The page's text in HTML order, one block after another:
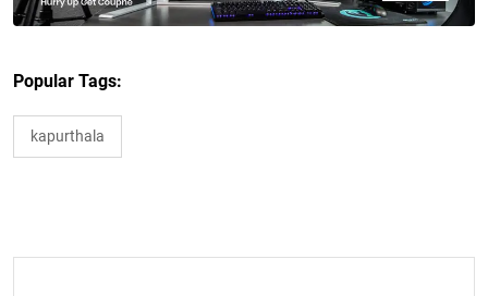
Popular Tags:
kapurthala